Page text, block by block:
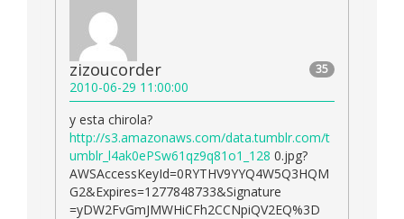
35
zizoucorder
2010-06-29 11:00:00
y esta chirola?
http://s3.amazonaws.com/data.tumblr.com/t
umblr_l4ak0ePSw61qz9q81o1_128 0.jpg?
AWSAccessKeyId=0RYTHV9YYQ4W5Q3HQM
G2&Expires=1277848733&Signature
=yDW2FvGmJMWHiCFh2CCNpiQV2EQ%3D